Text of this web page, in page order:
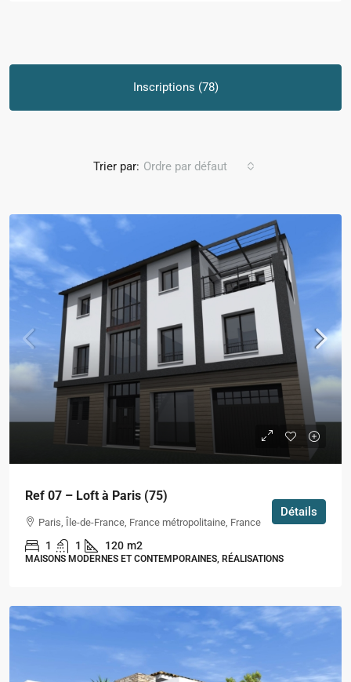
Inscriptions (78)
Trier par: Ordre par défaut
Ref 07 – Loft à Paris (75)
Paris, Île-de-France, France métropolitaine, France
1 1 120 m2
MAISONS MODERNES ET CONTEMPORAINES, RÉALISATIONS
Détails